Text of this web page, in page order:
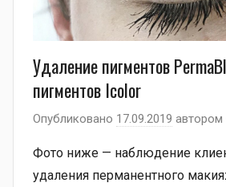
Удаление пигментов
пигментов Icolor
Опубликовано 17.09.2019 автором
Фото ниже — наблюдение
удаления перманентного